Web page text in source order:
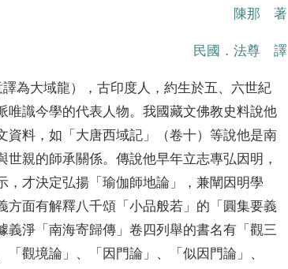
陳那 著
民國 ．法尊 譯
為大域龍） ， 古印度人 ， 約生於五、 六世紀
唯識今學的代表人物。 我國藏文佛教史料說他
資料 ， 如 「 大唐西域記 」
（卷十）等說他是南
世親的師承關係。 傳說他早年立志專弘因明 ，
， 才決定弘揚 「 瑜伽師地論 」， 兼闡因明學
方面有解釋八千頌 「 小品般若 」 的 「 圓集要義
義淨 「 南海寄歸傳 」 卷四列舉的書名有 「 觀三
「 觀境論 」、「 因門論 」、「 似因門論 」、